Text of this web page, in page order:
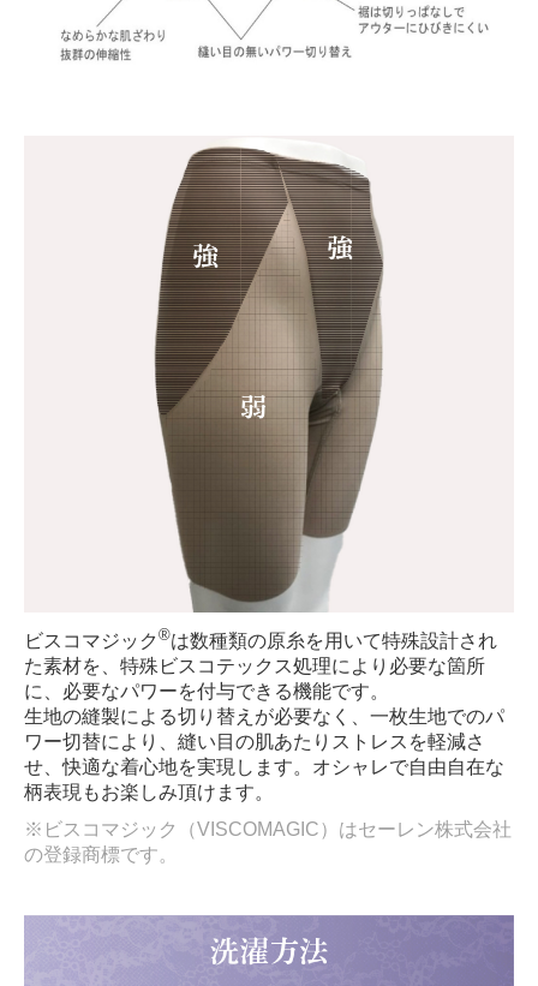
ビスコマジック ®は数種類の原糸を用いて特殊設計され
た素材を、特殊ビスコテックス処理により必要な箇所
に、必要なパワーを付与できる機能です。
生地の縫製による切り替えが必要なく、一枚生地でのパ
ワー切替により、縫い目の肌あたりストレスを軽減さ
せ、快適な着心地を実現します。オシャレで自由自在な
柄表現もお楽しみ頂けます。
※ビスコマジック（VISCOMAGIC）はセーレン株式会社
の登録商標です。